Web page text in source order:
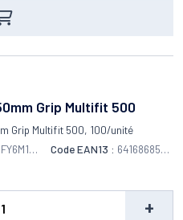
Grip Multifit 500
Grip Multifit 500, 100/unité
FY6M109
Code EAN13 : 6416868557
+